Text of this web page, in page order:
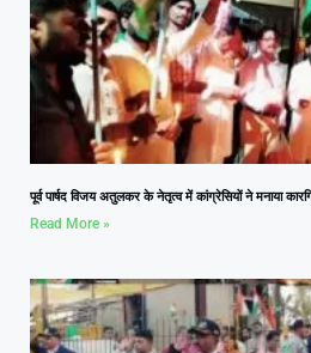
पूर्व पार्षद विजय अतुलकर के नेतृत्व में कांग्रेसियों ने मनाया
Read More »